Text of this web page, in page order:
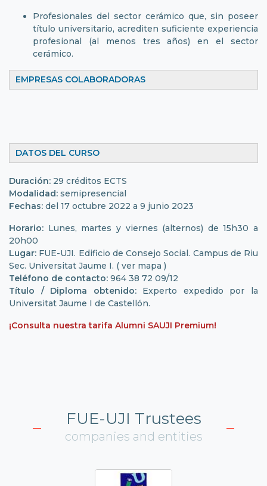
Profesionales del sector cerámico que, sin poseer
título universitario, acrediten suficiente experiencia
profesional (al menos tres años) en el sector
cerámico.
EMPRESAS COLABORADORAS
DATOS DEL CURSO
Duración: 29 créditos ECTS
Modalidad: semipresencial
Fechas: del 17 octubre 2022 a 9 junio 2023
Horario: Lunes, martes y viernes (alternos) de 15h30 a
20h00
Lugar: FUE-UJI. Edificio de Consejo Social. Campus de Riu
Sec. Universitat Jaume I. ( ver mapa )
Teléfono de contacto: 964 38 72 09/12
Título / Diploma obtenido:Experto expedido por la
Universitat Jaume I de Castellón.
¡Consulta nuestra tarifa Alumni SAUJI Premium!
FUE-UJI Trustees
companies and entities